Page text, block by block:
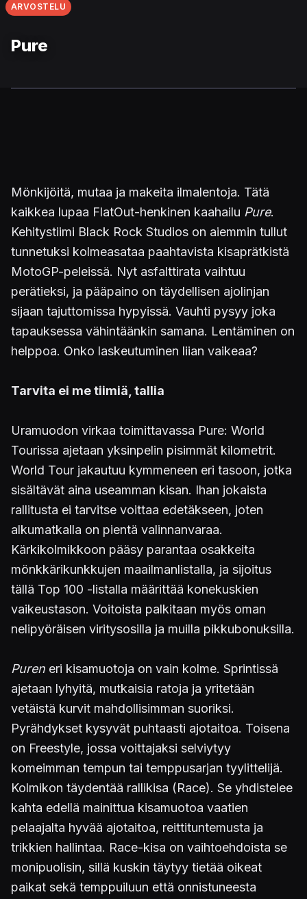
ARVOSTELU
Pure
Mönkijöitä, mutaa ja makeita ilmalentoja. Tätä
kaikkea lupaa FlatOut-henkinen kaahailu Pure.
Kehitystiimi Black Rock Studios on aiemmin tullut
tunnetuksi kolmeasataa paahtavista kisaprätkistä
MotoGP-peleissä. Nyt asfalttirata vaihtuu
perätieksi, ja pääpaino on täydellisen ajolinjan
sijaan tajuttomissa hypyissä. Vauhti pysyy joka
tapauksessa vähintäänkin samana. Lentäminen on
helppoa. Onko laskeutuminen liian vaikeaa?
Tarvita ei me tiimiä, tallia
Uramuodon virkaa toimittavassa Pure: World
Tourissa ajetaan yksinpelin pisimmät kilometrit.
World Tour jakautuu kymmeneen eri tasoon, jotka
sisältävät aina useamman kisan. Ihan jokaista
rallitusta ei tarvitse voittaa edetäkseen, joten
alkumatkalla on pientä valinnanvaraa.
Kärkikolmikkoon pääsy parantaa osakkeita
mönkkärikunkkujen maailmanlistalla, ja sijoitus
tällä Top 100 -listalla määrittää konekuskien
vaikeustason. Voitoista palkitaan myös oman
nelipyöräisen viritysosilla ja muilla pikkubonuksilla.
Puren eri kisamuotoja on vain kolme. Sprintissä
ajetaan lyhyitä, mutkaisia ratoja ja yritetään
vetäistä kurvit mahdollisimman suoriksi.
Pyrähdykset kysyvät puhtaasti ajotaitoa. Toisena
on Freestyle, jossa voittajaksi selviytyy
komeimman tempun tai temppusarjan tyylittelijä.
Kolmikon täydentää rallikisa (Race). Se yhdistelee
kahta edellä mainittua kisamuotoa vaatien
pelaajalta hyvää ajotaitoa, reittituntemusta ja
trikkien hallintaa. Race-kisa on vaihtoehdoista se
monipuolisin, sillä kuskin täytyy tietää oikeat
paikat sekä temppuiluun että onnistuneesta